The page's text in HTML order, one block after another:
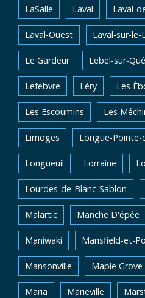
LaSalle Laval Laval-
Laval-Ouest Laval-sur-le-
Le Gardeur Lebel-sur-
Lefebvre Léry Les
Les Escoumins Les
Limoges Longue-Pointe-
Longueuil Lorraine
Lourdes-de-Blanc-Sablon
Malartic Manche D'épée
Maniwaki Mansfield-et-
Mansonville Maple Grove
Maria Marieville